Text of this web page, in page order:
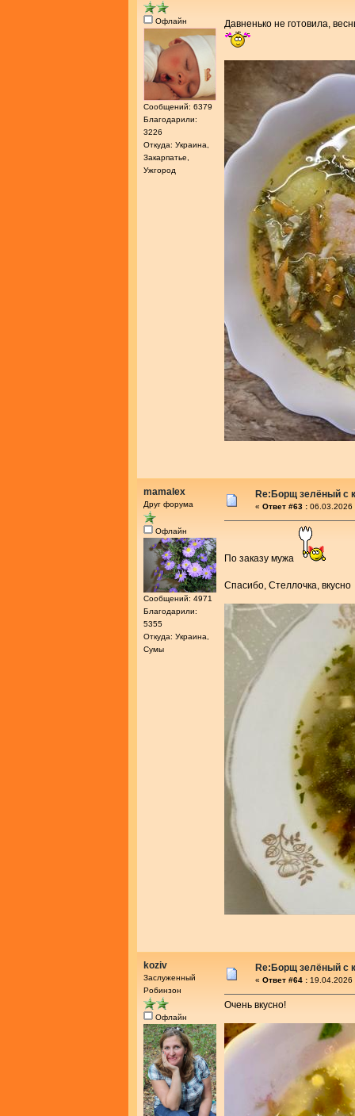
Офлайн
Сообщений: 6379
Благодарили:
3226
Откуда: Украина,
Закарпатье,
Ужгород
Давненько не готовила,
mamalex
Друг форума
Офлайн
Сообщений: 4971
Благодарили:
5355
Откуда: Украина,
Сумы
Re:Борщ зелёный с
« Ответ #63 : 06.03.2026
По заказу мужа
Спасибо, Стеллочка, вкусно
koziv
Заслуженный
Робинзон
Офлайн
Re:Борщ зелёный с
« Ответ #64 : 19.04.2026
Очень вкусно!